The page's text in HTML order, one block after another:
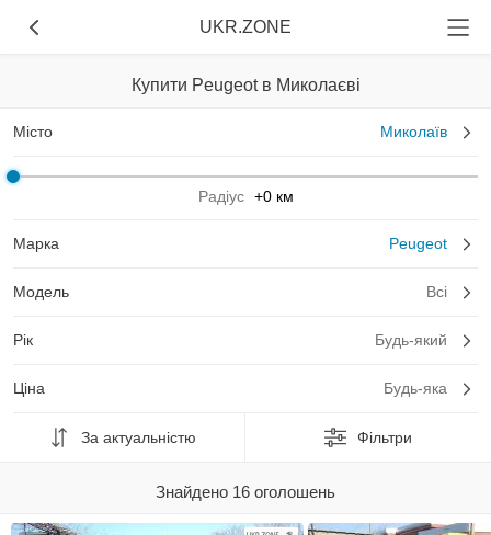
UKR.ZONE
Купити Peugeot в Миколаєві
Місто Миколаїв
Радіус +0 км
Марка Peugeot
Модель Всі
Рік Будь-який
Ціна Будь-яка
За актуальністю Фільтри
Знайдено 16 оголошень